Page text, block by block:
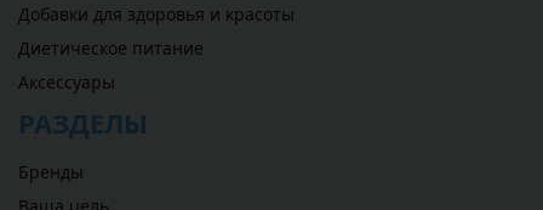
Добавки для здоровья и красоты
Диетическое питание
Аксессуары
РАЗДЕЛЫ
Бренды